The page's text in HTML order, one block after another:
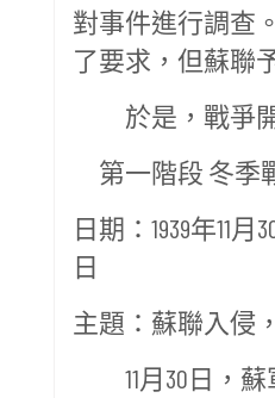
對事件進行調查
了要求，但蘇聯
於是，戰爭開
第一階段 冬季
日期：1939年11月
日
主題：蘇聯入侵
11月30日，蘇